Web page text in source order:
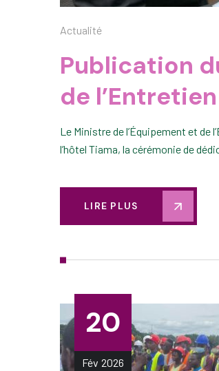
Actualité
Publication
de
Le Ministre de l’Équipement et de
l’hôtel Tiama, la cérémonie de
LIRE PLUS
20
Fév 2026